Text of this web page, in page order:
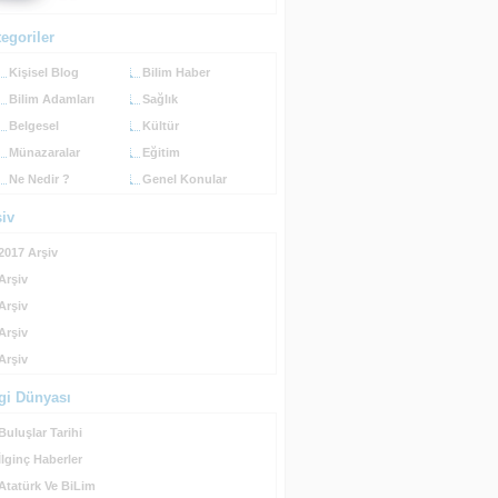
Kişisel Blog
Bilim Adamları
Belgesel
Münazaralar
Ne Nedir ?
Bilim Haber
Sağlık
Kültür
Eğitim
Genel Konular
2017 Arşiv
Arşiv
Arşiv
Arşiv
Arşiv
Dünyası
Buluşlar Tarihi
İlginç Haberler
Atatürk Ve BiLim